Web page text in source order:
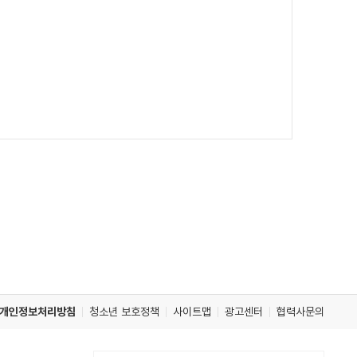
개인정보처리방침 청소년 보호정책 사이트맵 광고센터 협력사문의